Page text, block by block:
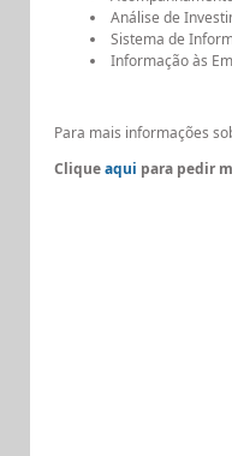
Análise de
Sistema de
Informação às
Para mais informações
Cliqueaqui para pedir